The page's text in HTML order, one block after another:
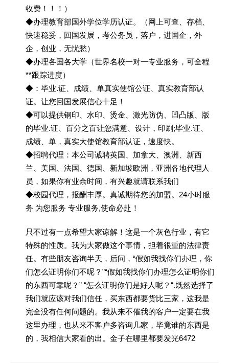
收费！！！）
◆办理教育部国外学位学历认证。（网上可查、存档、
快速稳妥，回国发展，考公务员，落户，进国企，外
企，创业，无忧愁）
◆办理各国各大学（世界名校一对一专业服务，可全程
**跟踪进度）
◆：毕业.证、成绩、单真实使馆公证、真实教育部认
证。让您回国发展信心十足！
◆可以提供钢印、水印、烫金、激光防伪、凹凸版、版
的毕业.证、百分之百让您满意、设计，印刷;毕业.证、
成绩、单，真实大使馆教育部认证，速度快。
◆招聘代理：本公司诚聘英国、加拿大、澳洲、新西
兰、美国、法国、德国、新加坡欧洲，亚洲各地代理人
员，如果你有业余时间，有兴趣就请联系我们
◆校园代理，报酬丰厚。真诚期待您的加盟。24小时服
务 为您服务 专业服务,使命必赴！
只不过有一点希望大家谅解！这是一个灰色行业，有它
特殊的性质。我为大家做这个事情，担着很重的法律责
任。有些朋友咨询半天，后问，“假如我找你们办理，你
们怎么证明你们不呢？”“假如我找你们办理怎么证明你们
的东西可靠呢？” “怎么证明你们是好人呢？“.既然选择了
我们就应该对我们信任，买东西都要货比三家，这我是
完全没有任何问题的。我从来不催我的客户一定要在我
这里办理，也从来不客户多咨询几家，毕竟谁的东西是
的，我相信大家看的出。金子在哪里都要发光6472